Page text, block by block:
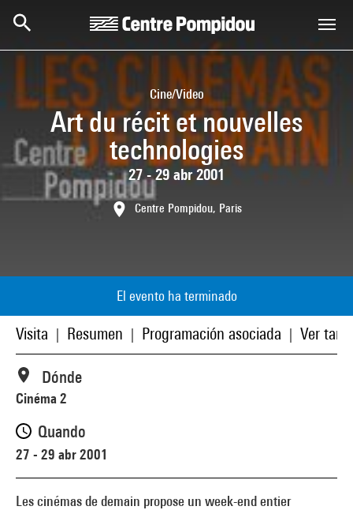
Cine/Video
Art du récit et nouvelles
technologies
27 - 29 abr 2001
Centre Pompidou, Paris
El evento ha terminado
Visita Resumen Programación asociada Ver
Les cinémas de demain propose un week-end entier
Dónde
Cinéma 2
Quando
27 - 29 abr 2001